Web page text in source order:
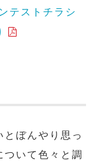
テストチラシ
ぼんやり思っ
いて色々と調